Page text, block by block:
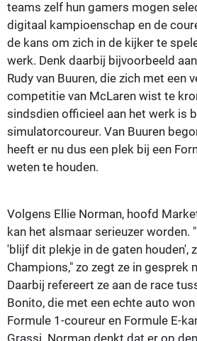
teams zelf hun gamers mogen
digitaal kampioenschap en de
de kans om zich in de kijker te
werk. Denk daarbij bijvoorbeeld
Rudy van Buuren, die zich met een
competitie van McLaren wist te
sindsdien officieel aan het werk is
simulatorcoureur. Van Buuren
heeft er nu dus een plek bij een
weten te houden.
Volgens Ellie Norman, hoofd
kan het alsmaar serieuzer worden.
'blijf dit plekje in de gaten houden',
Champions," zo zegt ze in gesprek
Daarbij refereert ze aan de race
Bonito, die met een echte auto
Formule 1-coureur en Formule E-
Grassi. Norman denkt dat er op